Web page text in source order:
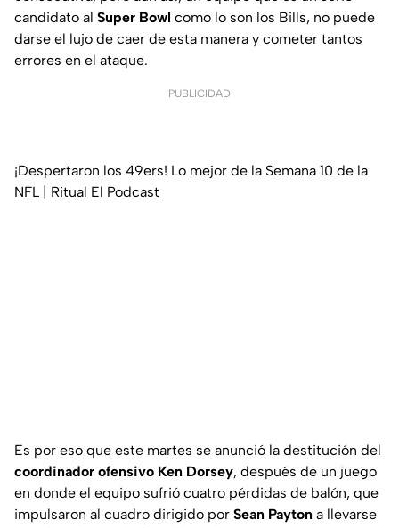
candidato al Super Bowl como lo son los Bills, no puede
darse el lujo de caer de esta manera y cometer tantos
errores en el ataque.
PUBLICIDAD
¡Despertaron los 49ers! Lo mejor de la Semana 10 de la
NFL | Ritual El Podcast
Es por eso que este martes se anunció la destitución del
coordinador ofensivo Ken Dorsey, después de un juego
en donde el equipo sufrió cuatro pérdidas de balón, que
impulsaron al cuadro dirigido por Sean Payton a llevarse